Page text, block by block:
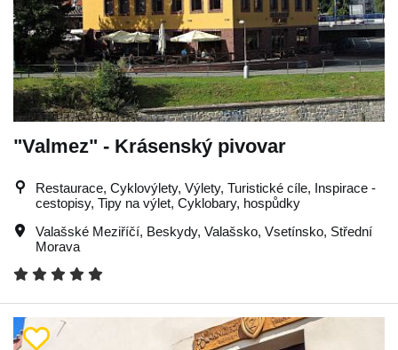
"Valmez" - Krásenský pivovar
Restaurace, Cyklovýlety, Výlety, Turistické cíle, Inspirace -
cestopisy, Tipy na výlet, Cyklobary, hospůdky
Valašské Meziříčí, Beskydy, Valašsko, Vsetínsko, Střední
Morava